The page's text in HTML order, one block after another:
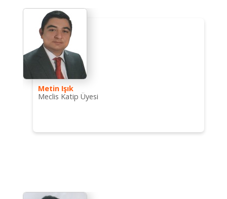
Metin Işık
Meclis Katip Üyesi